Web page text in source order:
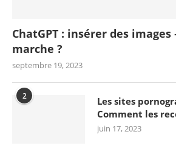
ChatGPT : insérer des
marche ?
septembre 19, 2023
2
Les sites
Comment les
juin 17, 2023